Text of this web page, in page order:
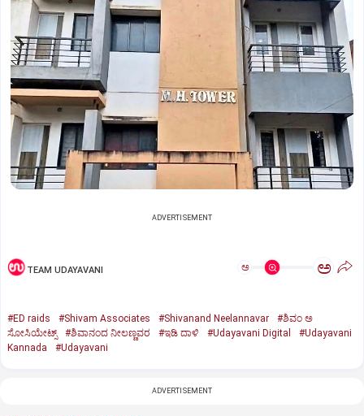
ADVERTISEMENT
TEAM UDAYAVANI ಅ ಅ
#ED raids #Shivam Associates #Shivanand Neelannavar
#ಶಿವಂ ಅ
ಸೋಸಿಯೇಟ್ಸ್
#ಶಿವಾನಂದ ನೀಲಣ್ಣವರ #ಇಡಿ ದಾಳಿ #Udayavani Digital
#Udayavani
Kannada
#Udayavani
ADVERTISEMENT